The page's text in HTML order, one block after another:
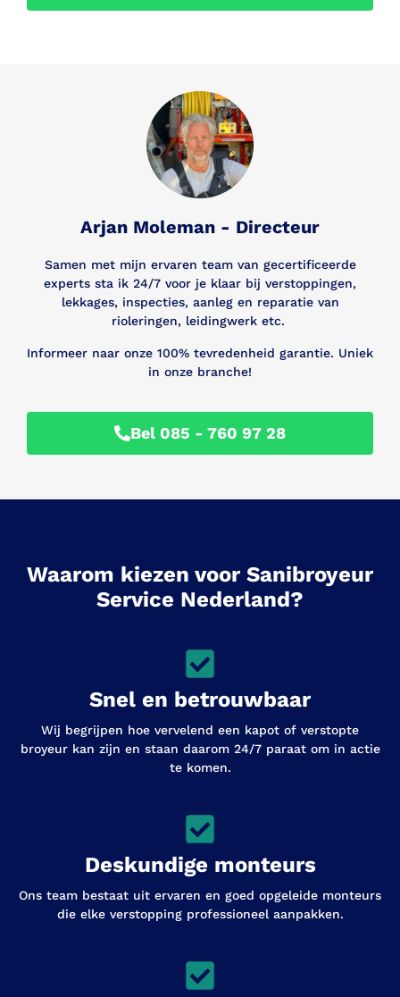
Arjan Moleman - Directeur
Samen met mijn ervaren team van gecertificeerde
experts sta ik 24/7 voor je klaar bij verstoppingen,
lekkages, inspecties, aanleg en reparatie van
rioleringen, leidingwerk etc.
Informeer naar onze 100% tevredenheid garantie. Uniek
in onze branche!
Bel 085 - 760 97 28
Waarom kiezen voor Sanibroyeur
Service Nederland?
Snel en betrouwbaar
Wij begrijpen hoe vervelend een kapot of verstopte
broyeur kan zijn en staan daarom 24/7 paraat om in actie
te komen.
Deskundige monteurs
Ons team bestaat uit ervaren en goed opgeleide monteurs
die elke verstopping professioneel aanpakken.